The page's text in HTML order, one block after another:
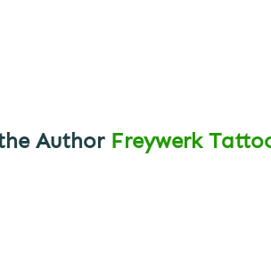
Author Freywerk